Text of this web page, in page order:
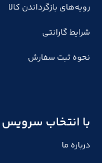
رویه‌های بازگرداندن کالا
شرایط گارانتی
نحوه ثبت سفارش
با انتخاب سرویس
درباره ما